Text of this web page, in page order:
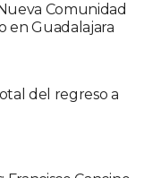
Comunidad
en Guadalajara
del regreso a